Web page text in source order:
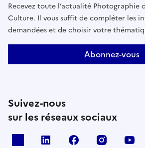
Recevez toute l’actualité Photographie
Culture. Il vous suffit de compléter les
demandées et de choisir votre
Abonnez-vous
Suivez-nous
sur les réseaux sociaux
Linkedin Facebook Instagram